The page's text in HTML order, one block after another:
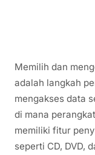
Memilih dan
adalah langkah
mengakses data
di mana
memiliki fitur
seperti CD, DVD,